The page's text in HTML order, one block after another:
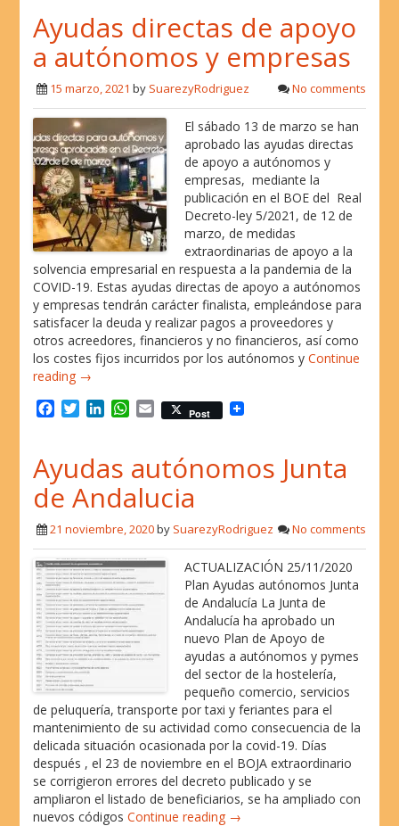
e
b
o
k
t
t
e
k
e
d
n
t
s
A
p
i
l
Ayudas directas de apoyo
a autónomos y empresas
15 marzo, 2021 by SuarezyRodriguez No comments
El sábado 13 de marzo se han
aprobado las ayudas directas
de apoyo a autónomos y
empresas, mediante la
publicación en el BOE del Real
Decreto-ley 5/2021, de 12 de
marzo, de medidas
extraordinarias de apoyo a la
solvencia empresarial en respuesta a la pandemia de la
COVID-19. Estas ayudas directas de apoyo a autónomos
y empresas tendrán carácter finalista, empleándose para
satisfacer la deuda y realizar pagos a proveedores y
otros acreedores, financieros y no financieros, así como
los costes fijos incurridos por los autónomos yContinue
reading →
e
b
o
k
T
t
t
e
k
e
d
n
W
t
s
A
p
E
i
l
Post
Ayudas autónomos Junta
de Andalucia
21 noviembre, 2020by SuarezyRodriguez No comments
ACTUALIZACIÓN 25/11/2020
Plan Ayudas autónomos Junta
de Andalucía La Junta de
Andalucía ha aprobado un
nuevo Plan de Apoyo de
ayudas a autónomos y pymes
del sector de la hostelería,
pequeño comercio, servicios
de peluquería, transporte por taxi y feriantes para el
mantenimiento de su actividad como consecuencia de la
delicada situación ocasionada por la covid-19. Días
después , el 23 de noviembre en el BOJA extraordinario
se corrigieron errores del decreto publicado y se
ampliaron el listado de beneficiarios, se ha ampliado con
nuevos códigosContinue reading →